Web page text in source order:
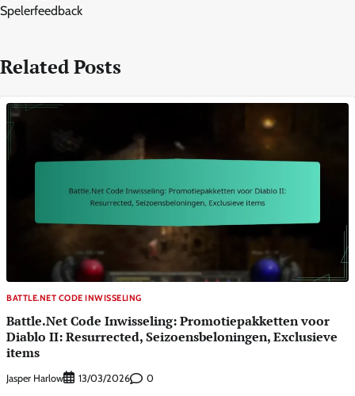
Spelerfeedback
Related Posts
BATTLE.NET CODE INWISSELING
Battle.Net Code Inwisseling: Promotiepakketten voor
Diablo II: Resurrected, Seizoensbeloningen, Exclusieve
items
Jasper Harlow 13/03/2026 0